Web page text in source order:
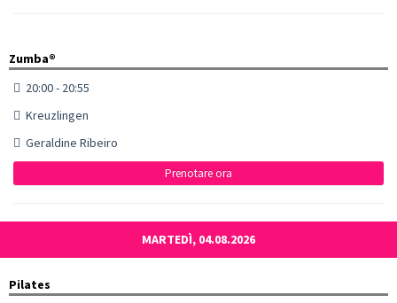
Zumba®
20:00 - 20:55
Kreuzlingen
Geraldine Ribeiro
Prenotare ora
MARTEDÌ, 04.08.2026
Pilates